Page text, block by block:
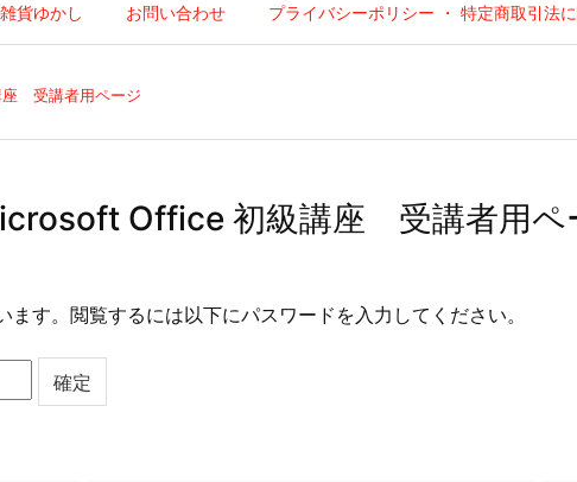
雑貨ゆかし お問い合わせ プライバシーポリシー ・ 特定商取引法
受講者用ページ
Office 初級講座 受講者用ペ
す。閲覧するには以下にパスワードを入力してください。